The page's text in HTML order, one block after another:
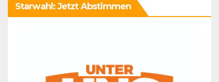
Starwahl: Jetzt Abstimmen